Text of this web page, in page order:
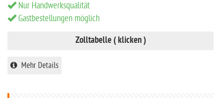
Nur Handwerksqualität
Gastbestellungen möglich
Zolltabelle ( klicken )
Mehr Details